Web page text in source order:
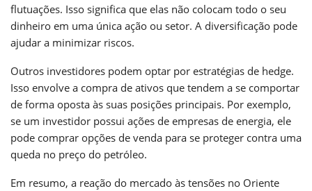
flutuações. Isso significa que elas não colocam todo o seu
dinheiro em uma única ação ou setor. A diversificação pode
ajudar a minimizar riscos.
Outros investidores podem optar por estratégias de hedge.
Isso envolve a compra de ativos que tendem a se comportar
de forma oposta às suas posições principais. Por exemplo,
se um investidor possui ações de empresas de energia, ele
pode comprar opções de venda para se proteger contra uma
queda no preço do petróleo.
Em resumo, a reação do mercado às tensões no Oriente